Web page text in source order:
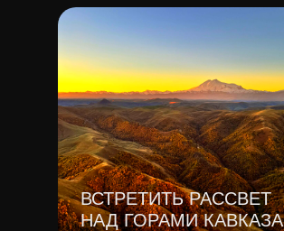
ВСТРЕТИТЬ РАССВЕТ
НАД ГОРАМИ КАВКАЗА